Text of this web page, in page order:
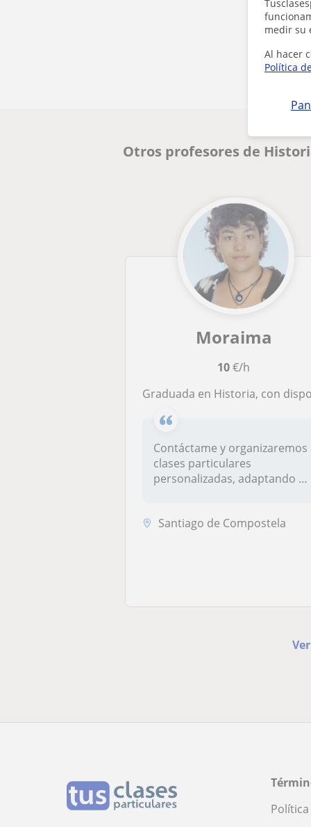
medir su
Al hacer
Política
Otros profesores de
Moraima
10€/h
Graduada en Historia, con disponibilidad para impartir clases online o presencialmente en Santiago de Compostela o Boiro.
Contáctame y organizaremos
clases particulares
personalizadas, adaptando mi
Santiago de Compostela